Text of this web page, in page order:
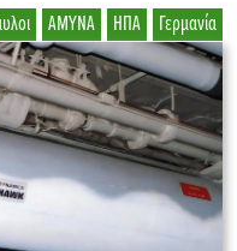
Γερμανία
ΗΠΑ
ΑΜΥΝΑ